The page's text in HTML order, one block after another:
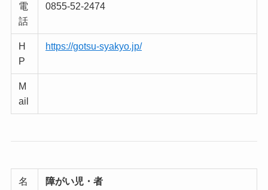
電
話
0855-52-2474
H
P
https://gotsu-syakyo.jp/
M
ail
名
障がい児・者